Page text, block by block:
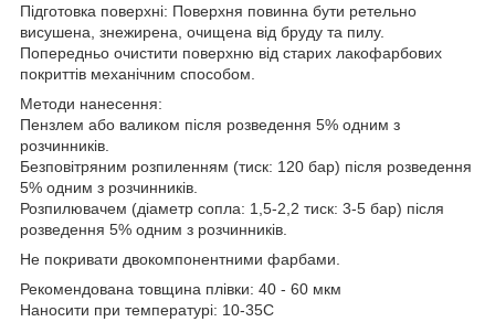
Підготовка поверхні: Поверхня повинна бути ретельно
висушена, знежирена, очищена від бруду та пилу.
Попередньо очистити поверхню від старих лакофарбових
покриттів механічним способом.
Методи нанесення:
Пензлем або валиком після розведення 5% одним з
розчинників.
Безповітряним розпиленням (тиск: 120 бар) після розведення
5% одним з розчинників.
Розпилювачем (діаметр сопла: 1,5-2,2 тиск: 3-5 бар) після
розведення 5% одним з розчинників.
Не покривати двокомпонентними фарбами.
Рекомендована товщина плівки: 40 - 60 мкм
Наносити при температурі: 10-35C